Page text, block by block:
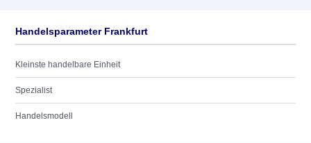
Handelsparameter Frankfurt
Kleinste handelbare Einheit
Spezialist
Handelsmodell